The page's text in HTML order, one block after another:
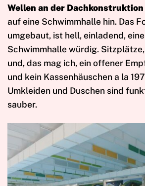
Wellen an der Dachkonstruktion
auf eine Schwimmhalle hin. Das
umgebaut, ist hell, einladend,
Schwimmhalle würdig.
und, das mag ich, ein offener
und kein Kassenhäuschen a la
Umkleiden und Duschen sind
sauber.